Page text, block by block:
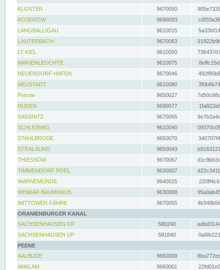
KLOSTER
9670050
KOSEROW
9690093
LANGBALLIGAU
9610015
LAUTERBACH
9670063
LT KIEL
9610050
MARIENLEUCHTE
9610075
NEUENDORF HAFEN
9670046
NEUSTADT
9610080
Prerow
9650027
RUDEN
9690077
SASSNITZ
9670065
SCHLESWIG
9610040
STAHLBRODE
9650070
STRALSUND
9650043
THIESSOW
9670067
TIMMENDORF POEL
9630007
WARNEMÜNDE
9640015
WISMAR-BAUMHAUS
9630008
WITTOWER FÄHRE
9670055
ORANIENBURGER KANAL
SACHSENHAUSEN OP
580240
SACHSENHAUSEN UP
581840
PEENE
AALBUDE
9660009
ANKLAM
9660001